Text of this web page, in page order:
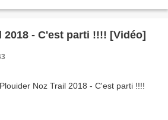
2018 - C'est parti !!!! [Vidéo]